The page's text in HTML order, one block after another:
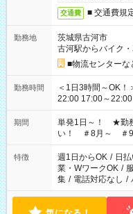
交通費 ■ 交通費規
勤務地
茨城県古河市
古河駅からバイク
■物流センター
勤務時間
＜1日3時間～OK！＞ ▼ 例えば… ▼ 15:00～18:00
22:00 17:00～22:00 など こちら以外の時間もお気
ださい！
期間
単発1日～！ ★勤
い！ ＃8月～ ＃9
特徴 週1日からOK / 日
業・WワークOK /
集 / 電話対応なし /